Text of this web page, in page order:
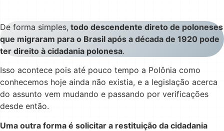
De forma simples, todo descendente direto de poloneses
que migraram para o Brasil após a década de 1920 pode
ter direito à cidadania polonesa.
Isso acontece pois até pouco tempo a Polônia como
conhecemos hoje ainda não existia, e a legislação acerca
do assunto vem mudando e passando por verificações
desde então.
Uma outra forma é solicitar a restituição da cidadania